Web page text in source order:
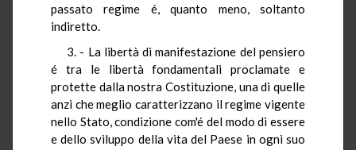
passato regime é, quanto meno, soltanto
indiretto.
3. - La libertà di manifestazione del pensiero
é tra le libertà fondamentali proclamate e
protette dalla nostra Costituzione, una di quelle
anzi che meglio caratterizzano il regime vigente
nello Stato, condizione com'é del modo di essere
e dello sviluppo della vita del Paese in ogni suo